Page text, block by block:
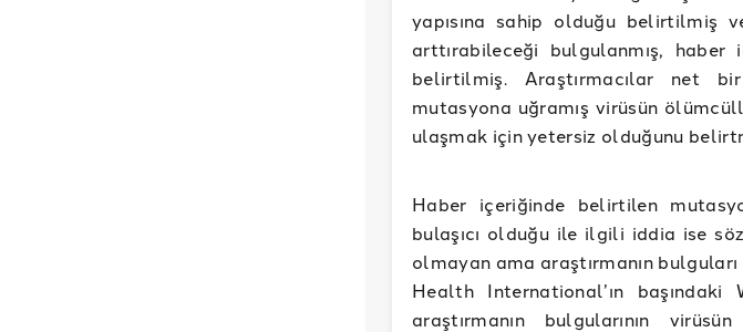
yapısına sahip olduğu belirtilmiş
arttırabileceği bulgulanmış,
belirtilmiş. Araştırmacılar net
mutasyona uğramış virüsün
ulaşmak için yetersiz olduğunu
Haber içeriğinde belirtilen
bulaşıcı olduğu ile ilgili iddia ise
olmayan ama araştırmanın
Health International’ın
araştırmanın bulgularının